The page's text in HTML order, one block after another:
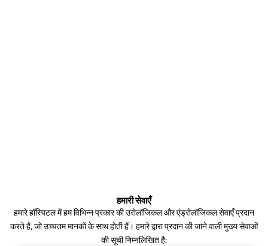
हमारी सेवाएँ
हमारे हॉस्पिटल में हम विभिन्न प्रकार की उरोलॉजिकल और एंड्रोलॉजिकल सेवाएँ प्रदान
करते हैं, जो उच्चतम मानकों के साथ होती हैं। हमारे द्वारा प्रदान की जाने वाली मुख्य सेवाओं
की सूची निम्नलिखित है: